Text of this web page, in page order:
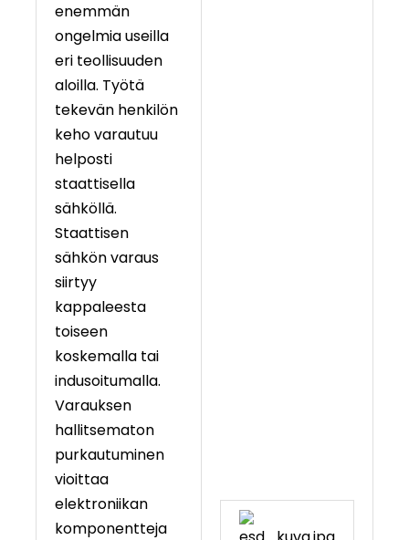
enemmän
ongelmia useilla
eri teollisuuden
aloilla. Työtä
tekevän henkilön
keho varautuu
helposti
staattisella
sähköllä.
Staattisen
sähkön varaus
siirtyy
kappaleesta
toiseen
koskemalla tai
indusoitumalla.
Varauksen
hallitsematon
purkautuminen
vioittaa
elektroniikan
komponentteja